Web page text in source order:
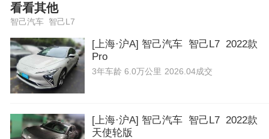
看看其他
智己汽车 智己L7
[上海·沪A] 智己汽车 智己L7 2022款
Pro
3年车龄 6.0万公里 2026.04成交
[上海·沪A] 智己汽车 智己L7 2022款
天使轮版